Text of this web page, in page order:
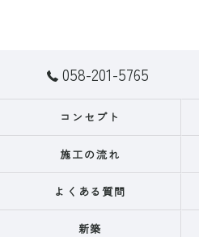
058-201-5765
コンセプト
施工の流れ
よくある質問
新築